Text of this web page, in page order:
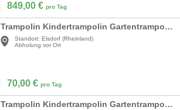
849,00 € pro Tag
Trampolin Kindertrampolin Gartentrampolin Ø 305 cm TÜV SÜD GS zertifiziert Komplettset
Standort: Elsdorf (Rheinland)
Abholung vor Ort
70,00 € pro Tag
Trampolin Kindertrampolin Gartentrampolin Ø 366 cm Komplettset Sicherheitsnetz Leiter Randabdeckung